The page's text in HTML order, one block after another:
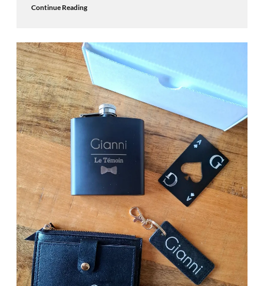
Continue Reading